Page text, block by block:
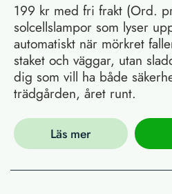
199 kr med fri frakt (Ord.
solcellslampor som lyser
automatiskt när mörkret
staket och väggar, utan
dig som vill ha både
trädgården, året runt.
Läs mer